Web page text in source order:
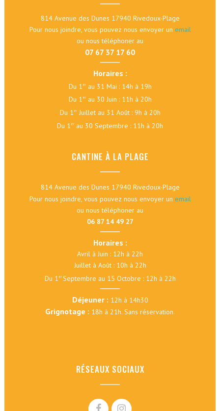
814 Avenue des Dunes 17940 Rivedoux-Plage
Pour nous joindre, vous pouvez nous envoyer un email
ou nous téléphoner au
07 67 37 17 60
Horaires :
Du 1 erau 31 Mai : 14h à 19h
Du 1 erau 30 Juin : 11h à 20h
Du 1 erJuillet au 31 Août : 9h à 20h
Du 1 er au 30 Septembre : 11h à 20h
CANTINE À LA PLAGE
814 Avenue des Dunes 17940 Rivedoux-Plage
Pour nous joindre, vous pouvez nous envoyer un email
ou nous téléphoner au
06 87 14 49 27
Horaires :
Avril à Juin : 12h à 22h
Juillet à Août : 10h à 22h
Du 1 er Septembre au 15 Octobre : 12h à 22h
Déjeuner : 12h à 14h30
Grignotage : 18h à 21h. Sans réservation.
RÉSEAUX SOCIAUX